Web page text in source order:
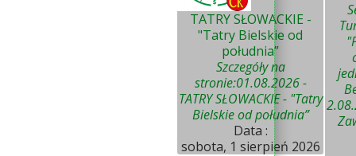
TATRY SŁOWACKIE -
"Tatry Bielskie od
południa”
Szczegóły na
stronie:01.08.2026 -
TATRY SŁOWACKIE - "Tatry
Bielskie od południa”
Data :
sobota, 1 sierpień 2026